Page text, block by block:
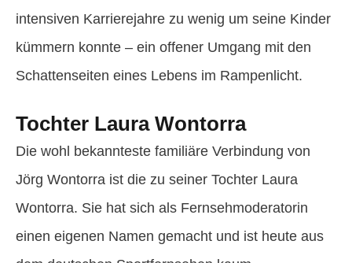
intensiven Karrierejahre zu wenig um seine Kinder
kümmern konnte – ein offener Umgang mit den
Schattenseiten eines Lebens im Rampenlicht.
Tochter Laura Wontorra
Die wohl bekannteste familiäre Verbindung von
Jörg Wontorra ist die zu seiner Tochter Laura
Wontorra. Sie hat sich als Fernsehmoderatorin
einen eigenen Namen gemacht und ist heute aus